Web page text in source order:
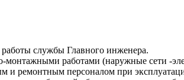
службы Главного инженера.
монтажными работами (наружные сети -
и ремонтным персоналом при